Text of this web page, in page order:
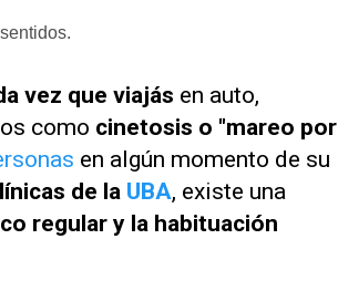
vez que viajás en auto,
como cinetosis o "mareo por
en algún momento de su
de la UBA, existe una
regular y la habituación